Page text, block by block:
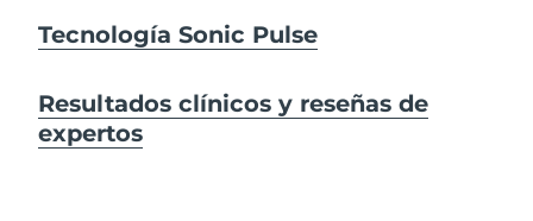
Tecnología Sonic Pulse
Resultados clínicos y reseñas de
expertos